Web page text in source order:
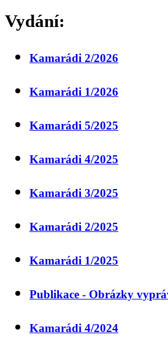
Vydání:
Kamarádi 2/2026
Kamarádi 1/2026
Kamarádi 5/2025
Kamarádi 4/2025
Kamarádi 3/2025
Kamarádi 2/2025
Kamarádi 1/2025
Publikace - Obrázky
Kamarádi 4/2024